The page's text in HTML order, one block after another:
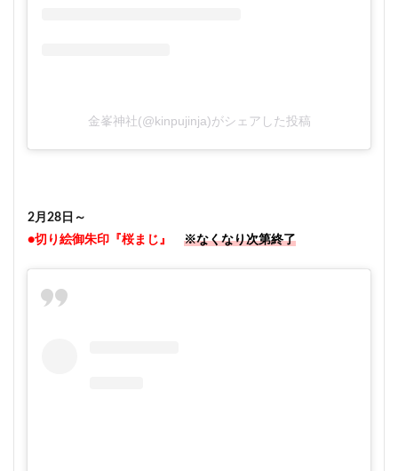
金峯神社(@kinpujinja)がシェアした投稿
2月28日～
●切り絵御朱印『桜まじ』 ※なくなり次第終了